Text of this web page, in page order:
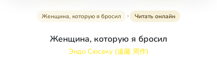
Женщина, которую я бросил Читать онлайн
Женщина, которую я бросил
Эндо Сюсаку (遠藤 周作)